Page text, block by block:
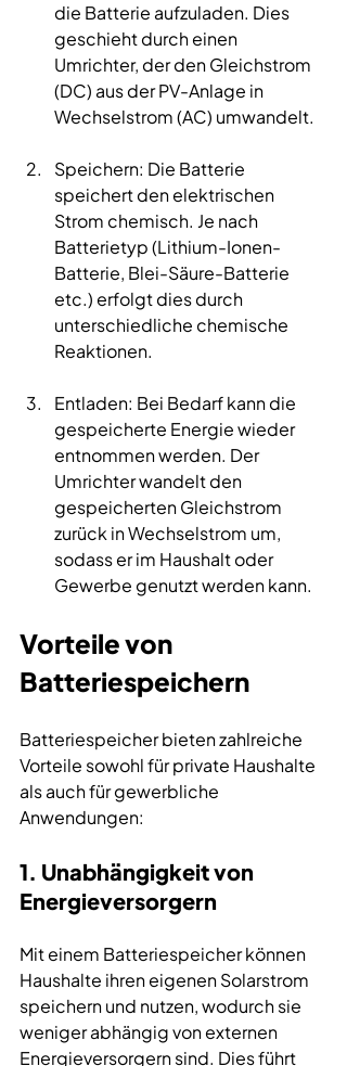
die Batterie aufzuladen. Dies
geschieht durch einen
Umrichter, der den Gleichstrom
(DC) aus der PV-Anlage in
Wechselstrom (AC) umwandelt.
Speichern: Die Batterie
speichert den elektrischen
Strom chemisch. Je nach
Batterietyp (Lithium-Ionen-
Batterie, Blei-Säure-Batterie
etc.) erfolgt dies durch
unterschiedliche chemische
Reaktionen.
Entladen: Bei Bedarf kann die
gespeicherte Energie wieder
entnommen werden. Der
Umrichter wandelt den
gespeicherten Gleichstrom
zurück in Wechselstrom um,
sodass er im Haushalt oder
Gewerbe genutzt werden kann.
Vorteile von
Batteriespeichern
Batteriespeicher bieten zahlreiche
Vorteile sowohl für private Haushalte
als auch für gewerbliche
Anwendungen:
1. Unabhängigkeit von
Energieversorgern
Mit einem Batteriespeicher können
Haushalte ihren eigenen Solarstrom
speichern und nutzen, wodurch sie
weniger abhängig von externen
Energieversorgern sind. Dies führt